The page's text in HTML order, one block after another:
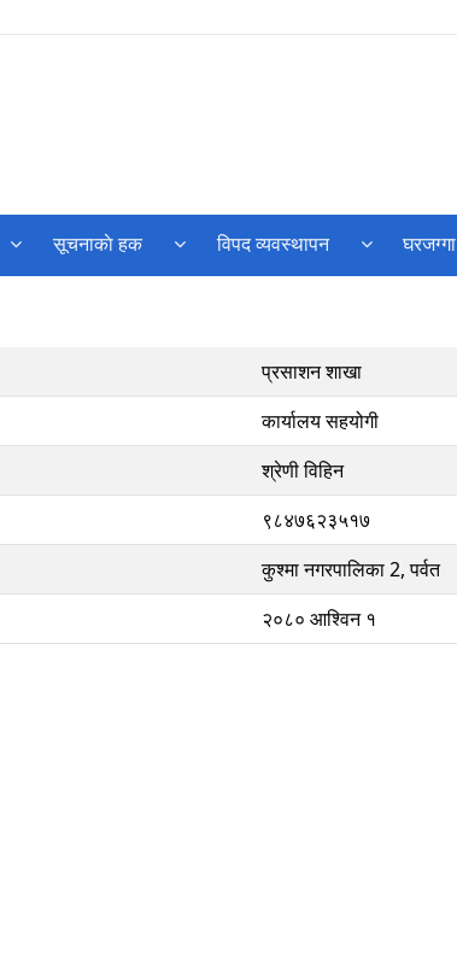
सूचनाकाे हक विपद व्यवस्थापन घरजग्गा
प्रसाशन शाखा
कार्यालय सहयोगी
श्रेणी विहिन
९८४७६२३५१७
कुश्मा नगरपालिका 2, पर्वत
२०८० आश्विन १